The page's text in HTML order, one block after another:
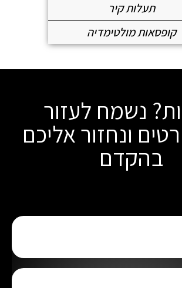
תעלות קיר
קופסאות מולטימדיה
נשמח לעזור
ונחזור אליכם
בהקדם